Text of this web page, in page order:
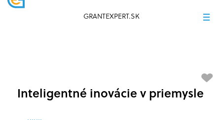
GRANTEXPERT.SK
Inteligentné inovácie v priemysle